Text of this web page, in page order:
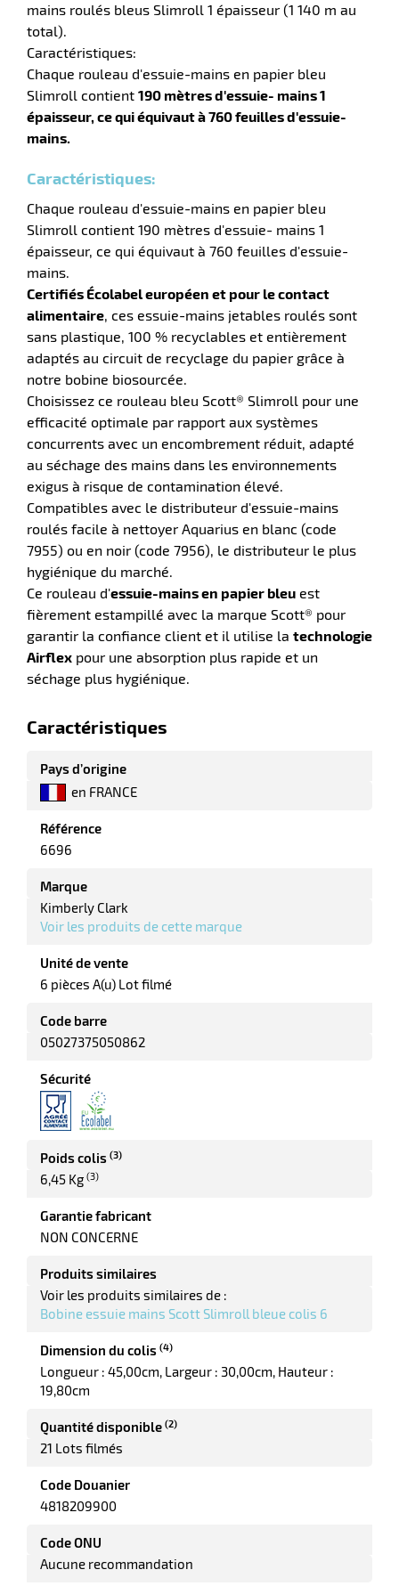
mains roulés bleus Slimroll 1 épaisseur (1 140 m au
total).
Caractéristiques:
Chaque rouleau d'essuie-mains en papier bleu
Slimroll contient 190 mètres d'essuie- mains 1
épaisseur, ce qui équivaut à 760 feuilles d'essuie-
mains.
Caractéristiques:
Chaque rouleau d'essuie-mains en papier bleu
Slimroll contient 190 mètres d'essuie- mains 1
épaisseur, ce qui équivaut à 760 feuilles d'essuie-
mains.
Certifiés Écolabel européen et pour le contact
alimentaire, ces essuie-mains jetables roulés sont
sans plastique, 100 % recyclables et entièrement
adaptés au circuit de recyclage du papier grâce à
notre bobine biosourcée.
Choisissez ce rouleau bleu Scott® Slimroll pour une
efficacité optimale par rapport aux systèmes
concurrents avec un encombrement réduit, adapté
au séchage des mains dans les environnements
exigus à risque de contamination élevé.
Compatibles avec le distributeur d'essuie-mains
roulés facile à nettoyer Aquarius en blanc (code
7955) ou en noir (code 7956), le distributeur le plus
hygiénique du marché.
Ce rouleau d'essuie-mains en papier bleu est
fièrement estampillé avec la marque Scott® pour
garantir la confiance client et il utilise la technologie
Airflex pour une absorption plus rapide et un
séchage plus hygiénique.
Caractéristiques
Pays d’origine
en FRANCE
Référence
6696
Marque
Kimberly Clark
Voir les produits de cette marque
Unité de vente
6 pièces A(u) Lot filmé
Code barre
05027375050862
Sécurité
Poids colis (3)
6,45 Kg (3)
Garantie fabricant
NON CONCERNE
Produits similaires
Voir les produits similaires de :
Bobine essuie mains Scott Slimroll bleue colis 6
Dimension du colis (4)
Longueur : 45,00cm Largeur : 30,00cm Hauteur :
19,80cm
Quantité disponible (2)
21 Lots filmés
Code Douanier
4818209900
Code ONU
Aucune recommandation